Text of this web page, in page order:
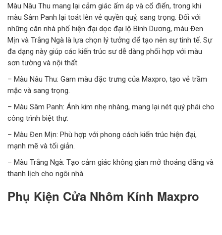
Màu Nâu Thu mang lại cảm giác ấm áp và cổ điển, trong khi
màu Sâm Panh lại toát lên vẻ quyền quý, sang trọng. Đối với
những căn nhà phố hiện đại dọc đại lộ Bình Dương, màu Đen
Mịn và Trắng Ngà là lựa chọn lý tưởng để tạo nên sự tinh tế. Sự
đa dạng này giúp các kiến trúc sư dễ dàng phối hợp với màu
sơn tường và nội thất.
– Màu Nâu Thu: Gam màu đặc trưng của Maxpro, tạo vẻ trầm
mặc và sang trọng.
– Màu Sâm Panh: Ánh kim nhẹ nhàng, mang lại nét quý phái cho
công trình biệt thự.
– Màu Đen Mịn: Phù hợp với phong cách kiến trúc hiện đại,
mạnh mẽ và tối giản.
– Màu Trắng Ngà: Tạo cảm giác không gian mở thoáng đãng và
thanh lịch cho ngôi nhà.
Phụ Kiện Cửa Nhôm Kính Maxpro